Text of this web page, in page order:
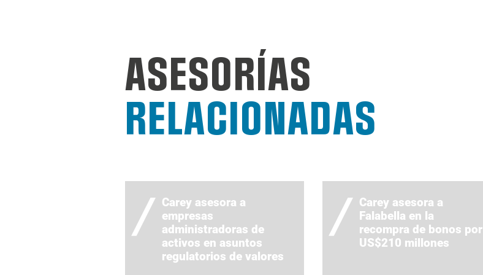
ASESORÍAS
RELACIONADAS
Carey asesora a
empresas
administradoras de
activos en asuntos
regulatorios de valores
Carey asesora a
Falabella en la
recompra de bonos por
US$210 millones